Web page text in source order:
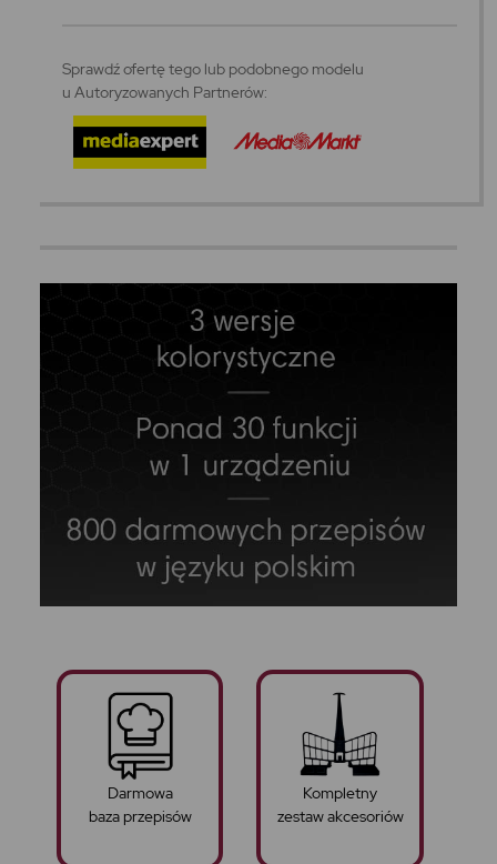
Sprawdź ofertę tego lub podobnego modelu
u Autoryzowanych Partnerów:
Darmowa
baza przepisów
Kompletny
zestaw akcesoriów